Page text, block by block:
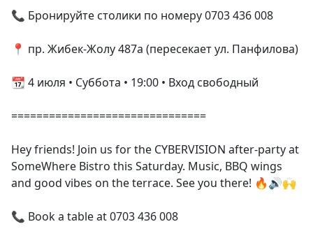
📞 Бронируйте столики по номеру 0703 436 008
📍 пр. Жибек-Жолу 487а (пересекает ул. Панфилова)
📆 4 июля • Суббота • 19:00 • Вход свободный
===============================
Hey friends! Join us for the CYBERVISION after-party at
SomeWhere Bistro this Saturday. Music, BBQ wings
and good vibes on the terrace. See you there! 🔥🔊🙌
📞 Book a table at 0703 436 008